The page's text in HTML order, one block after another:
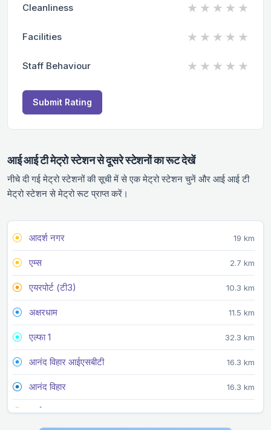
Cleanliness ★ ★ ★ ★ ★
Facilities ★ ★ ★ ★ ★
Staff Behaviour ★ ★ ★ ★ ★
Submit Rating
आई आई टी मेट्रो स्टेशन से दूसरे स्टेशनों का रूट देखें
नीचे दी गई मेट्रो स्टेशनों की सूची में से एक मेट्रो स्टेशन चुनें और आई आई टी
मेट्रो स्टेशन से मेट्रो रूट प्राप्त करें।
आदर्श नगर 19 km
एम्स 2.7 km
एयरपोर्ट (टी3) 10.3 km
अक्षरधाम 11.5 km
एल्फा 1 32.3 km
आनंद विहार आईएसबीटी 16.3 km
आनंद विहार 16.3 km
अर्जन गढ़ 9.9 km